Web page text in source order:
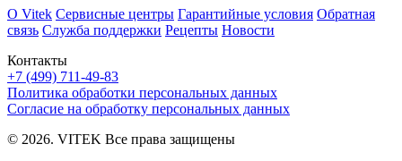
Контакты
+7 (499) 711-49-83
О Vitek Сервисные центры Гарантийные условия Обратная
связь Служба поддержки Рецепты Новости
Политика обработки персональных данных
Согласие на обработку персональных данных
© 2026. VITEK Все права защищены